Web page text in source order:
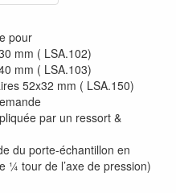
pour
mm ( LSA.102)
mm ( LSA.103)
52x32 mm ( LSA.150)
par un ressort &
du porte-échantillon en
¼ tour de l’axe de pression)